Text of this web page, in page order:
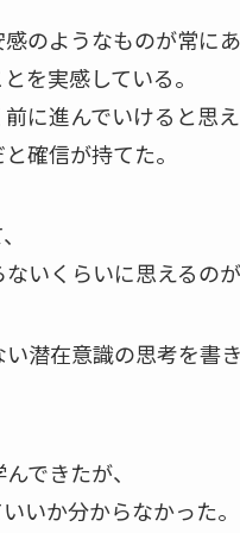
のようなものが常にあ
を実感している。
に進んでいけると思え
確信が持てた。
いくらいに思えるの
潜在意識の思考を書
できたが、
いか分からなかった。